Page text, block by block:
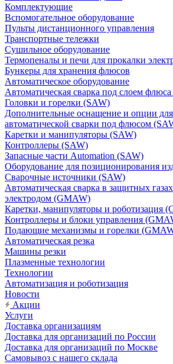
Комплектующие
Вспомогательное оборудование
Пульты дистанционного управления
Транспортные тележки
Сушильное оборудование
Термопеналы и печи для прокалки
Бункеры для хранения флюсов
Автоматическое оборудование
Автоматическая сварка под слоем
Головки и горелки (SAW)
Дополнительные оснащение и опции
автоматической сварки под флюсом
Каретки и манипуляторы (SAW)
Контроллеры (SAW)
Запасные части Automation (SAW)
Оборудование для позиционирования
Сварочные источники (SAW)
Автоматическая сварка в защитных
электродом (GMAW)
Каретки, манипуляторы и роботизация
Контроллеры и блоки управления
Подающие механизмы и горелки
Автоматическая резка
Машины резки
Плазменные технологии
Технологии
Автоматизация и роботизация
Новости
Акции
Услуги
Доставка организациям
Доставка для организаций по России
Доставка для организаций по Москве
Самовывоз с нашего склада